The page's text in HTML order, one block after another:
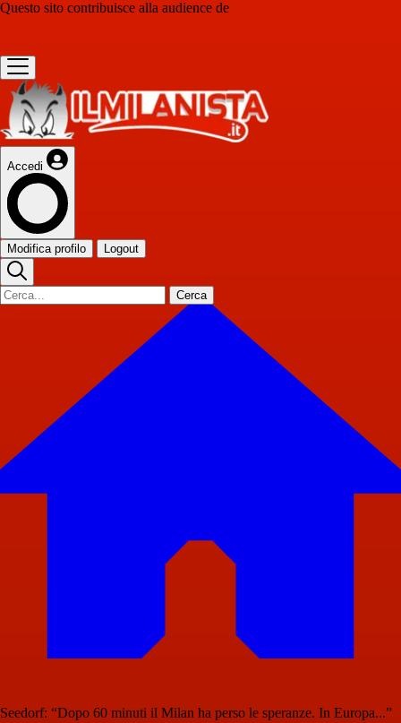
Questo sito contribuisce alla audience de
Accedi
Modifica profilo Logout
Cerca
Seedorf: “Dopo 60 minuti il Milan ha perso le speranze. In Europa...”